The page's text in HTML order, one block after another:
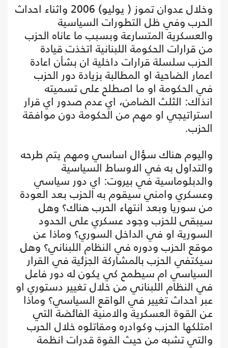
وخلال عدوان تموز ( يوليو) 2006 واثناء احداث
الحرب وفي ظل التطورات السياسية
والعسكرية المتسارعة وبسبب ما عاناه الحزب
من قرارات الحكومة اللبنانية اتخذت قيادة
الحزب سلسلة قرارات داخلية ان بشأن اعادة
اعمار الضاحية او المطالبة بزيادة دور الحزب
في الحكومة او ما اصطلح على تسميته
انذاك: الثلث الضامن، اي عدم صدور اي قرار
استراتيجي او مهم من الحكومة دون موافقة
الحزب.
واليوم هناك سؤال اساسي ومهم يتم طرحه
والتداول به في الاوساط السياسية
والدبلوماسية في بيروت: اي دور سياسي
وعسكري وامني سيقوم به الحزب بعد العودة
من سوريا وبعد انتهاء الحرب هناك؟ وهل
سيبقى للحزب وجود عسكري على الحدود
السورية او في الداخل السوري؟ وماذا عن
موقع الحزب ودوره في النظام اللبناني؟ وهل
سيكتفي الحزب بالمشاركة الجزئية في القرار
السياسي ام سيطمح كي يكون له دور فاعل
في النظام اللبناني من خلال تغيير دستوري او
عبر احداث تغيير في الواقع السياسي؟ وماذا
عن القوة العسكرية والامنية الفائضة التي
امتلكها الحزب وكوادره ومقاتلوه خلال الحرب
والتي تشبه من حيث القوة قدرات انظمة